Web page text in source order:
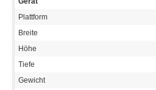
Plattform
Breite
Höhe
Tiefe
Gewicht